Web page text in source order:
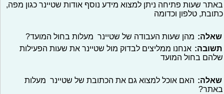
באתר שעות פתיחה ניתן למצוא מידע נוסף אודות שטיינר כגון מפה,
כתובת, טלפון וכדומה
שאלה: מהן שעות העבודה של שטיינר מעלות בחול המועד?
תשובה: אנחנו ממליצים לבדוק מול שטיינר את שעות הפעילות
שלהם בחול המועד
שאלה: האם אוכל למצוא גם את הכתובת של שטיינר מעלות
באתר?